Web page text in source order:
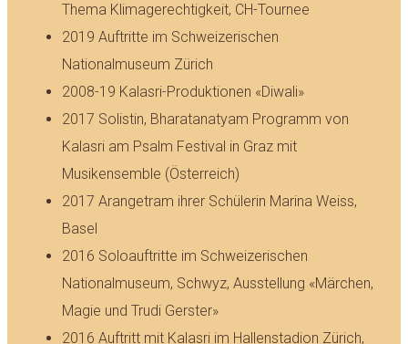
Thema Klimagerechtigkeit, CH-Tournee
2019 Auftritte im Schweizerischen
Nationalmuseum Zürich
2008-19 Kalasri-Produktionen «Diwali»
2017 Solistin, Bharatanatyam Programm von
Kalasri am Psalm Festival in Graz mit
Musikensemble (Österreich)
2017 Arangetram ihrer Schülerin Marina Weiss,
Basel
2016 Soloauftritte im Schweizerischen
Nationalmuseum, Schwyz, Ausstellung «Märchen,
Magie und Trudi Gerster»
2016 Auftritt mit Kalasri im Hallenstadion Zürich,